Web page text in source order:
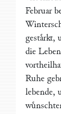
Februar
gestaͤrkt,
die
Ruhe
lebende,